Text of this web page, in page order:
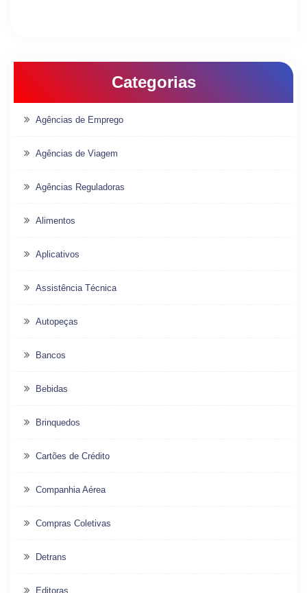
Categorias
Agências de Emprego
Agências de Viagem
Agências Reguladoras
Alimentos
Aplicativos
Assistência Técnica
Autopeças
Bancos
Bebidas
Brinquedos
Cartões de Crédito
Companhia Aérea
Compras Coletivas
Detrans
Editoras